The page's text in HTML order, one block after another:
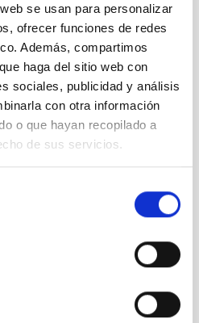
se usan para personalizar
ofrecer funciones de redes
Además, compartimos
haga del sitio web con
sociales, publicidad y análisis
con otra información
o que hayan recopilado a
de sus servicios.
el podcast ‘El Rincón
formato audiovisual a un
en un solo clic.